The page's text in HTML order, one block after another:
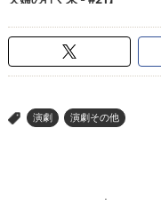
> 演劇 演劇その他